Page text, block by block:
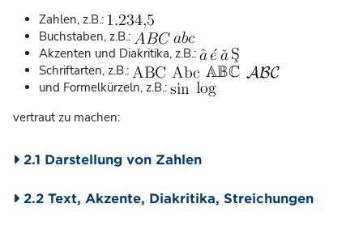
Zahlen, z.B.:
Buchstaben, z.B.:
Akzenten und Diakritika, z.B.:
Schriftarten, z.B.:
und Formelkürzeln, z.B.:
vertraut zu machen:
2.1 Darstellung von Zahlen
2.2 Text, Akzente, Diakritika, Streichungen